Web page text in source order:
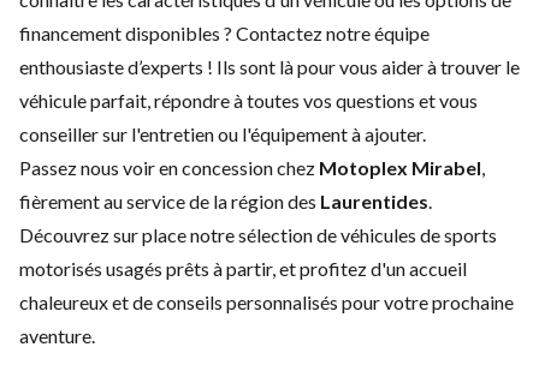
financement disponibles ? Contactez notre équipe
enthousiaste d’experts ! Ils sont là pour vous aider à trouver le
véhicule parfait, répondre à toutes vos questions et vous
conseiller sur l'entretien ou l'équipement à ajouter.
Passez nous voir en concession chez Motoplex Mirabel
fièrement au service de la région des Laurentides
Découvrez sur place notre sélection de véhicules de sports
motorisés usagés prêts à partir, et profitez d'un accueil
chaleureux et de conseils personnalisés pour votre prochaine
aventure.